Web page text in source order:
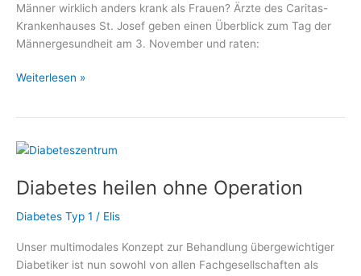
Männer wirklich anders krank als Frauen? Ärzte des Caritas-
Krankenhauses St. Josef geben einen Überblick zum Tag der
Männergesundheit am 3. November und raten:
Tag
Sie
Vorsorge!
Weiterlesen »
Diabetes heilen ohne Operation
Diabetes Typ 1 / Elis
Unser multimodales Konzept zur Behandlung übergewichtiger
Diabetiker ist nun sowohl von allen Fachgesellschaften als